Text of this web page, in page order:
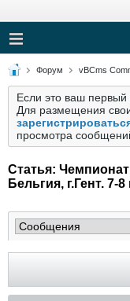
Форум vBCms
Если это ваш первый
Для размещения
просмотра
Статья:
Бельгия, г.Гент. 7-